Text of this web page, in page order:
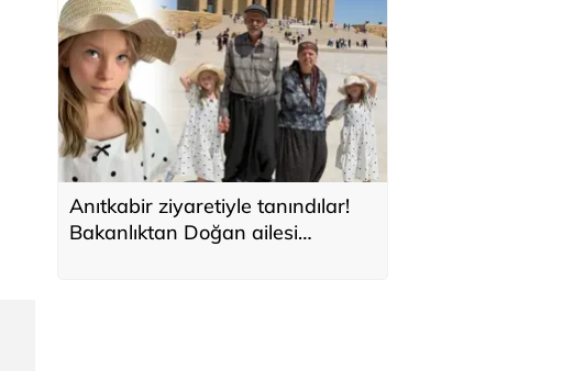
Anıtkabir ziyaretiyle tanındılar!
Bakanlıktan Doğan ailesi